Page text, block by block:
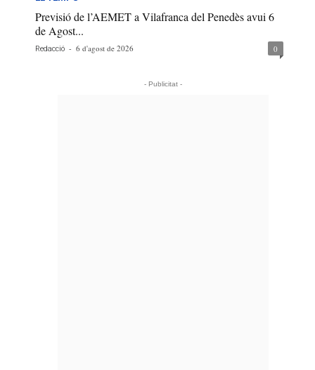
Previsió de l’AEMET a Vilafranca del Penedès avui 6
de Agost...
Redacció - 6 d'agost de 2026 0
- Publicitat -